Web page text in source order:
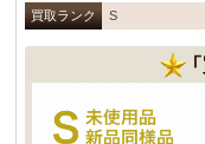
買取ランク S